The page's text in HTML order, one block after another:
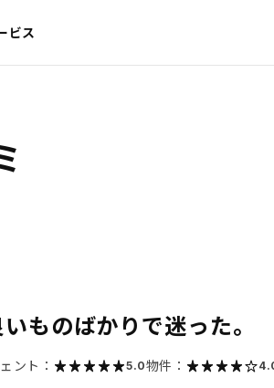
ビス
ものばかりで迷った。
ント： 5.0物件：